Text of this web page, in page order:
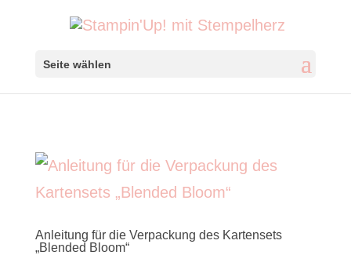
Seite wählen
Anleitung für die Verpackung des Kartensets
„Blended Bloom“